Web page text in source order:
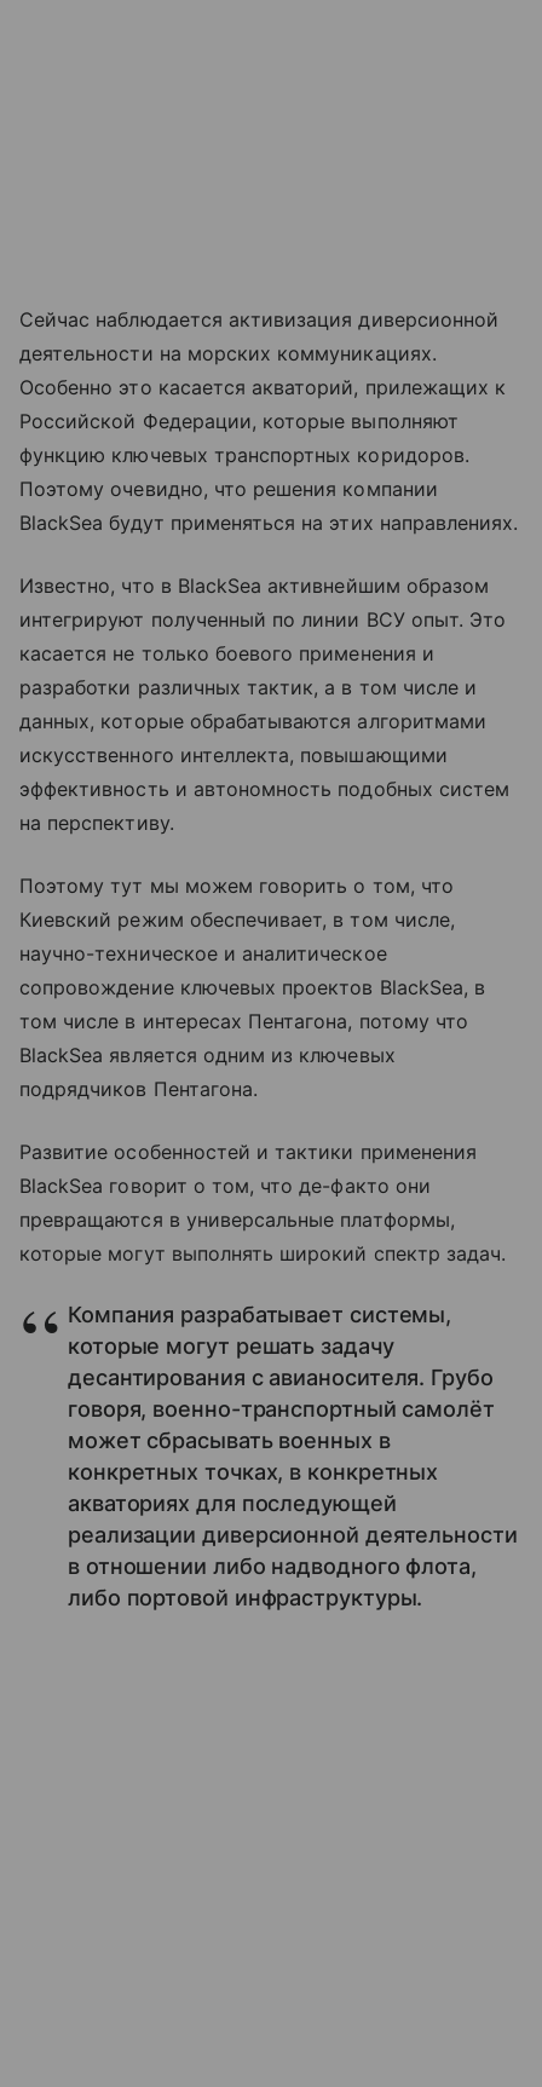
Сейчас наблюдается активизация диверсионной
деятельности на морских коммуникациях.
Особенно это касается акваторий, прилежащих к
Российской Федерации, которые выполняют
функцию ключевых транспортных коридоров.
Поэтому очевидно, что решения компании
BlackSea будут применяться на этих направлениях.
Известно, что в BlackSea активнейшим образом
интегрируют полученный по линии ВСУ опыт. Это
касается не только боевого применения и
разработки различных тактик, а в том числе и
данных, которые обрабатываются алгоритмами
искусственного интеллекта, повышающими
эффективность и автономность подобных систем
на перспективу.
Поэтому тут мы можем говорить о том, что
Киевский режим обеспечивает, в том числе,
научно-техническое и аналитическое
сопровождение ключевых проектов BlackSea, в
том числе в интересах Пентагона, потому что
BlackSea является одним из ключевых
подрядчиков Пентагона.
Развитие особенностей и тактики применения
BlackSea говорит о том, что де-факто они
превращаются в универсальные платформы,
которые могут выполнять широкий спектр задач.
Компания разрабатывает системы,
которые могут решать задачу
десантирования с авианосителя. Грубо
говоря, военно-транспортный самолёт
может сбрасывать военных в
конкретных точках, в конкретных
акваториях для последующей
реализации диверсионной деятельности
в отношении либо надводного флота,
либо портовой инфраструктуры.